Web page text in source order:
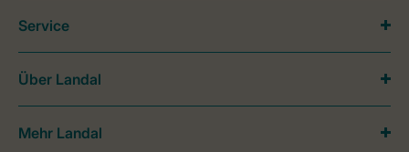
Service
Über Landal
Mehr Landal